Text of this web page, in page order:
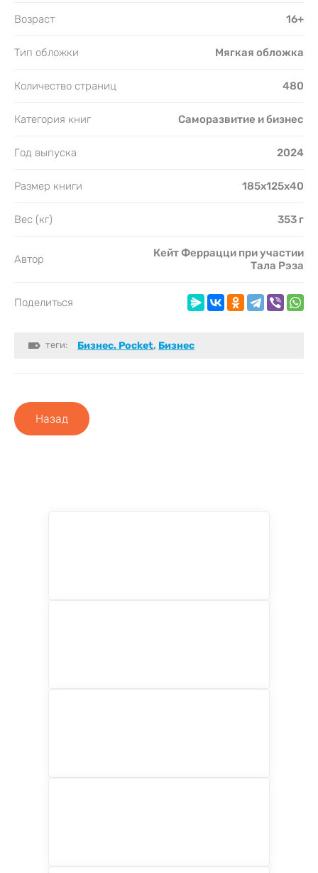
Возраст 16+
Тип обложки Мягкая обложка
Количество страниц 480
Категория книг Саморазвитие и бизнес
Год выпуска 2024
Размер книги 185х125х40
Вес (кг) 353 г
Автор
Кейт Феррацци при участии
Тала Рэза
Поделиться
теги: Бизнес. Pocket, Бизнес
Назад